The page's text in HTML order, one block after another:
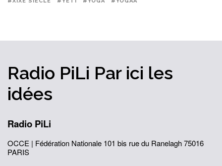
Radio PiLi Par ici les
idées
Radio PiLi
OCCE | Fédération Nationale 101 bis rue du Ranelagh75016
PARIS